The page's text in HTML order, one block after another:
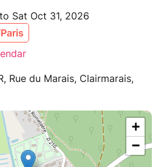
Sat Oct 31, 2026
Rue du Marais, Clairmarais,
+
−